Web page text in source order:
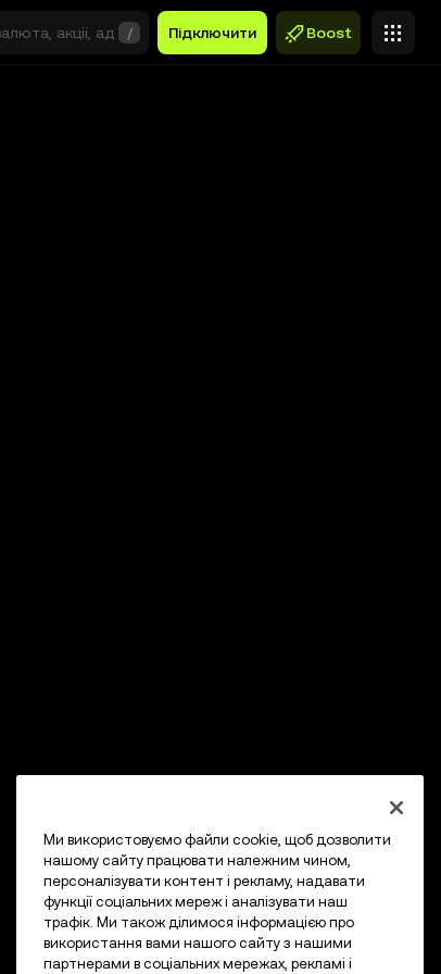
/ Підключити Boost
Ми використовуємо файли cookie, щоб дозволити
нашому сайту працювати належним чином,
персоналізувати контент і рекламу, надавати
функції соціальних мереж і аналізувати наш
трафік. Ми також ділимося інформацією про
використання вами нашого сайту з нашими
партнерами в соціальних мережах, рекламі і